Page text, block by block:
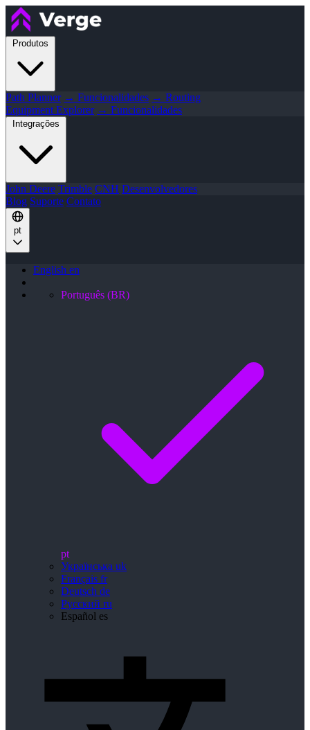
Produtos
Path Planner → Funcionalidades → Routing
Equipment Explorer → Funcionalidades
Integrações
John Deere Trimble CNH Desenvolvedores
Blog Suporte Contato
pt
English en
Português (BR)
pt
Українська uk
Français fr
Deutsch de
Русский ru
Español es